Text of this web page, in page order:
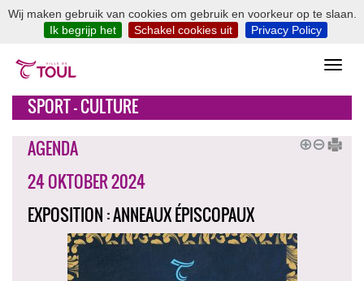
Wij maken gebruik van cookies om gebruik en voorkeur op te slaan.
Ik begrijp het
Schakel cookies uit Privacy Policy
SPORT - CULTURE
AGENDA
24 OKTOBER 2024
EXPOSITION : ANNEAUX ÉPISCOPAUX